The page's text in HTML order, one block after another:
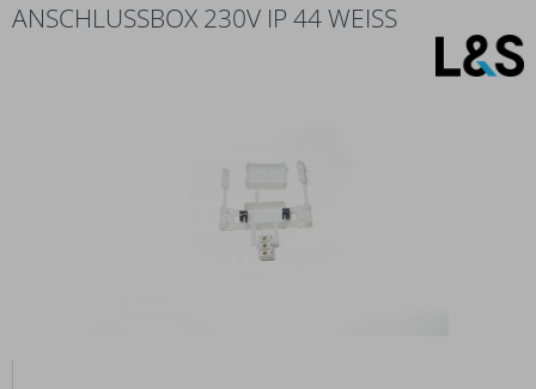
ANSCHLUSSBOX 230V IP 44 WEISS